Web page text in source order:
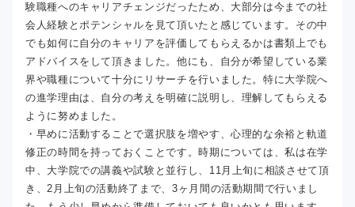
験職種へのキャリアチェンジだったため、大部分は今までの社
会人経験とポテンシャルを見て頂いたと感じています。その中
でも如何に自分のキャリアを評価してもらえるかは書類上でも
アドバイスをして頂きました。他にも、自分が希望している業
界や職種について十分にリサーチを行いました。特に大学院へ
の進学理由は、自分の考えを明確に説明し、理解してもらえる
ように努めました。
・早めに活動することで選択肢を増やす、心理的な余裕と軌道
修正の時間を持っておくことです。時期については、私は在学
中、大学院での講義や試験と並行し、11月上旬に相談させて頂
き、2月上旬の活動終了まで、3ヶ月間の活動期間で行いまし